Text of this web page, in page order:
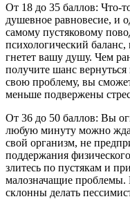
От 18 до 35 баллов: Что-
душевное равновесие, и
самому пустяковому
психологический баланс,
гнетет вашу душу. Чем
получите шанс
свою проблему, вы
меньше подвержены
От 36 до 50 баллов: Вы
любую минуту можно
свой организм, не
поддержания
злитесь по пустякам и
малозначащие проблемы.
склонны делать